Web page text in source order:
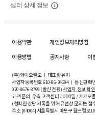
셀러 상세 정보
이용약관 개인정보처리방침
이용방법
공지사항 이
(주)와이오엘오 ㅣ 대표 황유미
사업자등록번호610-86-34204ㅣ 통신판매
070-8676-8799 (발신 전용)사업자 정보 확
고객 문의: 우측 고객센터 / 이메일 / 카카오
(정확한 상담 기록을 위해 유선상 문의는 접
주소 [04004] 서울특별시 마포구 월드컵로